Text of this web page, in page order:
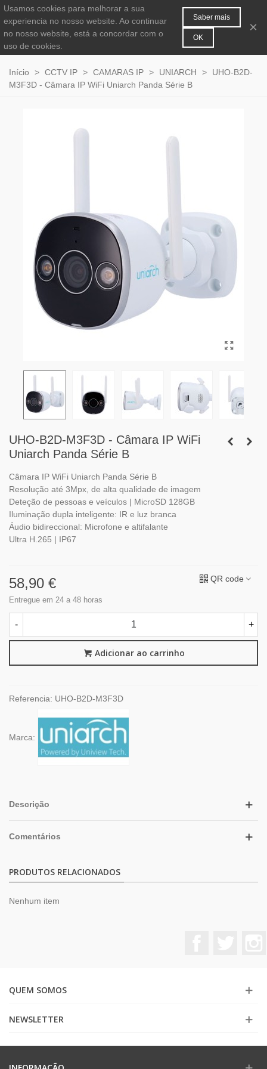
0
Início > CCTV IP > CAMARAS IP > UNIARCH >
UHO-B2D-
M3F3D - Câmara IP WiFi Uniarch Panda Série B
UHO-B2D-M3F3D - Câmara IP WiFi
Uniarch Panda Série B
Câmara IP WiFi Uniarch Panda Série B
Resolução até 3Mpx, de alta qualidade de imagem
Deteção de pessoas e veículos | MicroSD 128GB
Iluminação dupla inteligente: IR e luz branca
Áudio bidireccional: Microfone e altifalante
Ultra H.265 | IP67
58,90 €
Entregue em 24 a 48 horas
QR code
- +
Adicionar ao carrinho
Referencia: UHO-B2D-M3F3D
Marca:
Descrição
Comentários
PRODUTOS RELACIONADOS
Nenhum item
QUEM SOMOS
NEWSLETTER
Usamos cookies para melhorar a sua
experiencia no nosso website. Ao continuar
no nosso website, está a concordar com o
uso de cookies.
Saber mais
OK
×